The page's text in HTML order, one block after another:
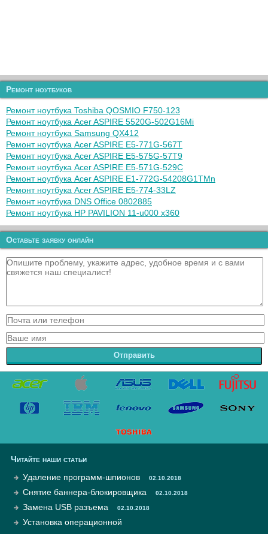
Ремонт ноутбуков
Ремонт ноутбука Toshiba QOSMIO F750-123
Ремонт ноутбука Acer ASPIRE 5520G-502G16Mi
Ремонт ноутбука Samsung QX412
Ремонт ноутбука Acer ASPIRE E5-771G-567T
Ремонт ноутбука Acer ASPIRE E5-575G-57T9
Ремонт ноутбука Acer ASPIRE E5-571G-529C
Ремонт ноутбука Acer ASPIRE E1-772G-54208G1TMn
Ремонт ноутбука Acer ASPIRE E5-774-33LZ
Ремонт ноутбука DNS Office 0802885
Ремонт ноутбука HP PAVILION 11-u000 x360
Оставьте заявку онлайн
Отправить
Читайте наши статьи
Удаление программ-шпионов
02.10.2018
Снятие баннера-блокировщика 02.10.2018
Замена USB разъема 02.10.2018
Установка операционной